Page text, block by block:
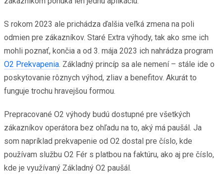
S rokom 2023 ale prichádza ďalšia veľká zmena na poli
odmien pre zákazníkov. Staré Extra výhody, tak ako sme ich
mohli poznať, končia a od 3. mája 2023 ich nahrádza program
O2 Prekvapenia. Základný princíp sa ale nemení – stále ide o
poskytovanie rôznych výhod, zliav a benefitov. Akurát to
funguje trochu hravejšou formou.
Prepracované O2 výhody budú dostupné pre všetkých
zákazníkov operátora bez ohľadu na to, aký má paušál. Ja
som napríklad prekvapenie od O2 dostal pre číslo, kde
používam službu O2 Fér s platbou na faktúru, ako aj pre číslo,
kde je využívaný Základný O2 paušál.